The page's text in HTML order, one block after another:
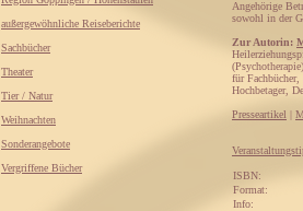
außergewöhnliche Reiseberichte
Sachbücher
Theater
Tier / Natur
Weihnachten
Sonderangebote
Vergriffene Bücher
Angehörige
sowohl in der
Zur Autorin:
für
Hochbetager,
Presseartikel |
ISBN:
Format:
Info: